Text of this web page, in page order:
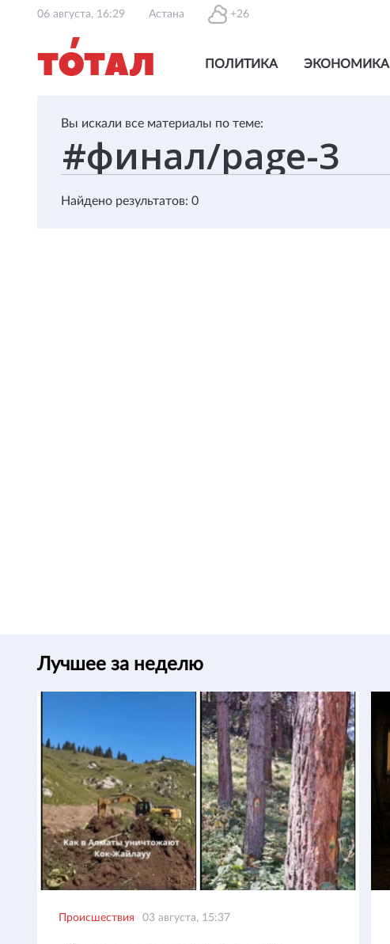
06 августа, 16:29 Астана +26
ПОЛИТИКА ЭКОНОМИКА
Вы искали все материалы по теме:
Найдено результатов: 0
Лучшее за неделю
Происшествия 03 августа, 15:37